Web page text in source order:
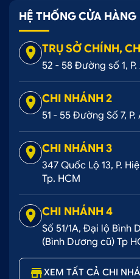
HỆ THỐNG CỬA HÀNG
TRỤ SỞ CHÍNH,
52 - 58 Đường số 1,
CHI NHÁNH 2
51 - 55 Đường Số 7,
CHI NHÁNH 3
347 Quốc Lộ 13, P.
Tp. HCM
CHI NHÁNH 4
Số 51/1A, Đại lộ Bình
(Bình Dương cũ) Tp
XEM TẤT CẢ CHI